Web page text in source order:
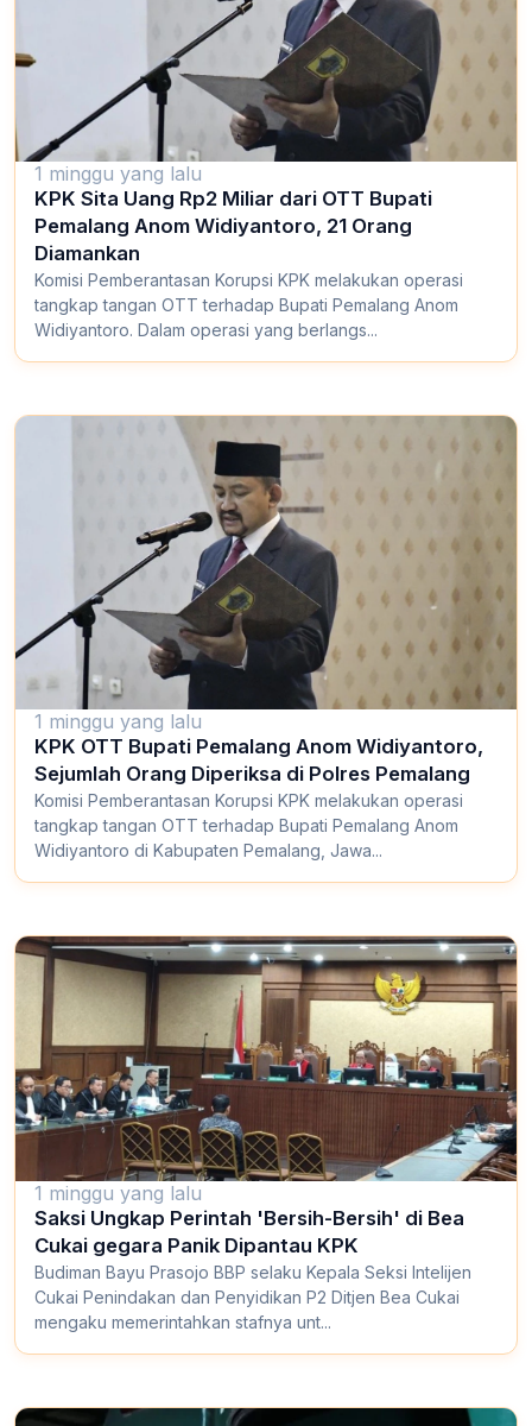
1 minggu yang lalu
KPK Sita Uang Rp2 Miliar dari OTT Bupati
Pemalang Anom Widiyantoro, 21 Orang
Diamankan
Komisi Pemberantasan Korupsi KPK melakukan operasi
tangkap tangan OTT terhadap Bupati Pemalang Anom
Widiyantoro. Dalam operasi yang berlangs...
1 minggu yang lalu
KPK OTT Bupati Pemalang Anom Widiyantoro,
Sejumlah Orang Diperiksa di Polres Pemalang
Komisi Pemberantasan Korupsi KPK melakukan operasi
tangkap tangan OTT terhadap Bupati Pemalang Anom
Widiyantoro di Kabupaten Pemalang, Jawa...
1 minggu yang lalu
Saksi Ungkap Perintah 'Bersih-Bersih' di Bea
Cukai gegara Panik Dipantau KPK
Budiman Bayu Prasojo BBP selaku Kepala Seksi Intelijen
Cukai Penindakan dan Penyidikan P2 Ditjen Bea Cukai
mengaku memerintahkan stafnya unt...